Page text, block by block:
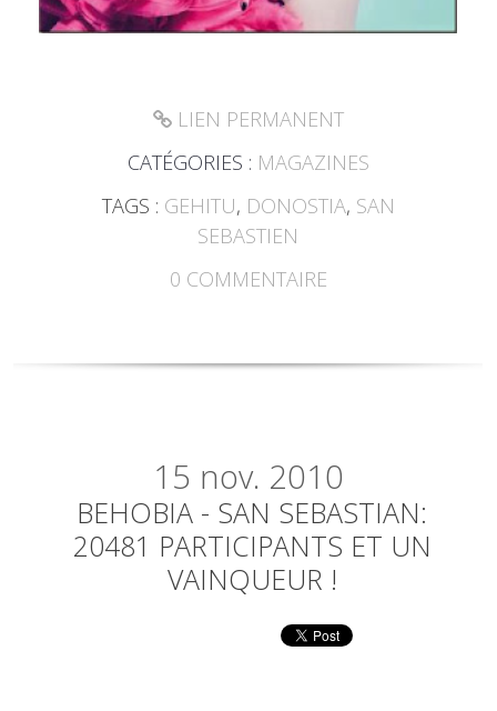
LIEN PERMANENT
CATÉGORIES : MAGAZINES
TAGS : GEHITU, DONOSTIA, SAN
SEBASTIEN
0 COMMENTAIRE
15 nov. 2010
BEHOBIA - SAN SEBASTIAN:
20481 PARTICIPANTS ET UN
VAINQUEUR !